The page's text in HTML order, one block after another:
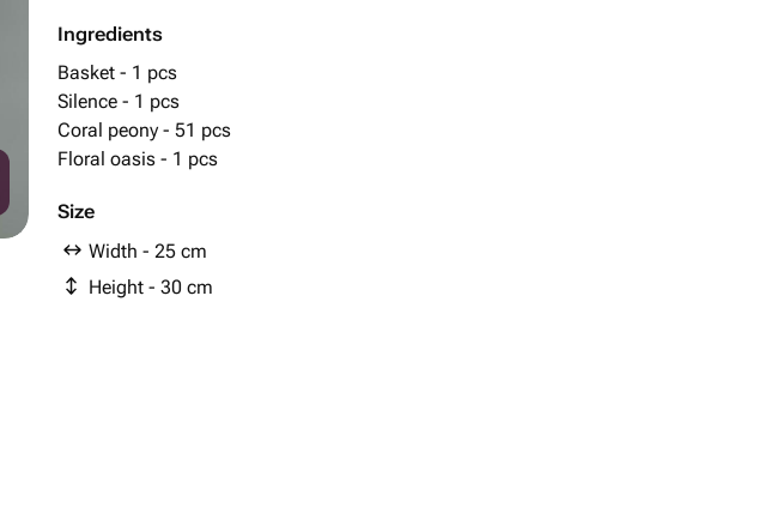
Ingredients
Basket - 1 pcs
Silence - 1 pcs
Coral peony - 51 pcs
Floral oasis - 1 pcs
Size
Width - 25 cm
Height - 30 cm